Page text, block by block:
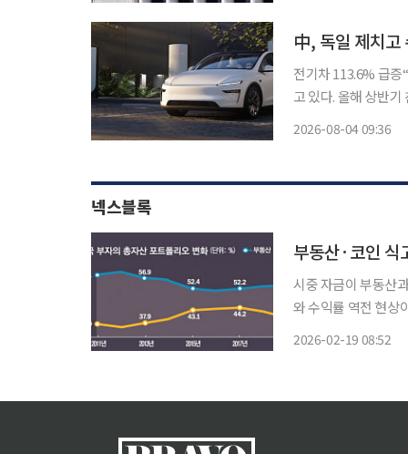
中, 독일 제치
전기차 113.6% 급증“산업생태계 보호해
고 있다. 올해 상반
2026-08-04 09:36
넥스블록
부동산·코인
시중 자금이 부동산
와 수익률 역전 현상
2026-02-19 08:52